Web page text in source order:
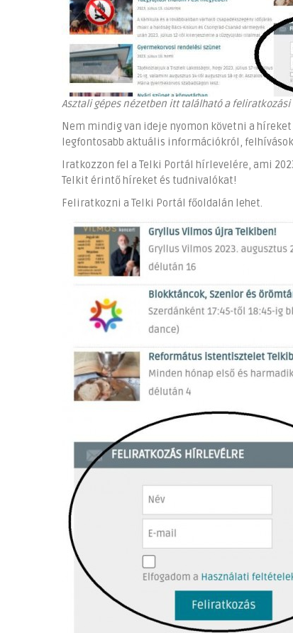
Asztali gépes nézetben itt található a feliratkozási
Nem mindig van ideje nyomon követni a
legfontosabb aktuális információkról,
Iratkozzon fel a Telki Portál hírlevelére, ami
Telkit érintő híreket és tudnivalókat!
Feliratkozni a Telki Portál főoldalán lehet.